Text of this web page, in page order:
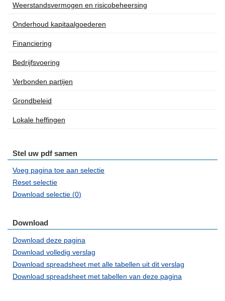
Weerstandsvermogen en risicobeheersing
Onderhoud kapitaalgoederen
Financiering
Bedrijfsvoering
Verbonden partijen
Grondbeleid
Lokale heffingen
Stel uw pdf samen
Voeg pagina toe aan selectie
Reset selectie
Download selectie (0)
Download
Download deze pagina
Download volledig verslag
Download spreadsheet met alle tabellen uit dit verslag
Download spreadsheet met tabellen van deze pagina